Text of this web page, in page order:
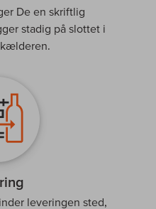
De en skriftlig
stadig på slottet i
leveringen sted,